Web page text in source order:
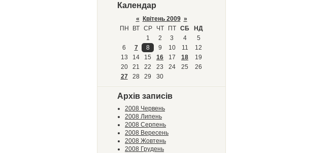
Календар
« Квітень 2009 »
ПН
ВТ СР ЧТ ПТ СБ
НД
1
2 3 4
5
6
7 8 9 10 11
12
13
14 15 16 17 18
19
20
21 22 23 24 25
26
27
28 29 30
Архів записів
2008 Червень
2008 Липень
2008 Серпень
2008 Вересень
2008 Жовтень
2008 Грудень